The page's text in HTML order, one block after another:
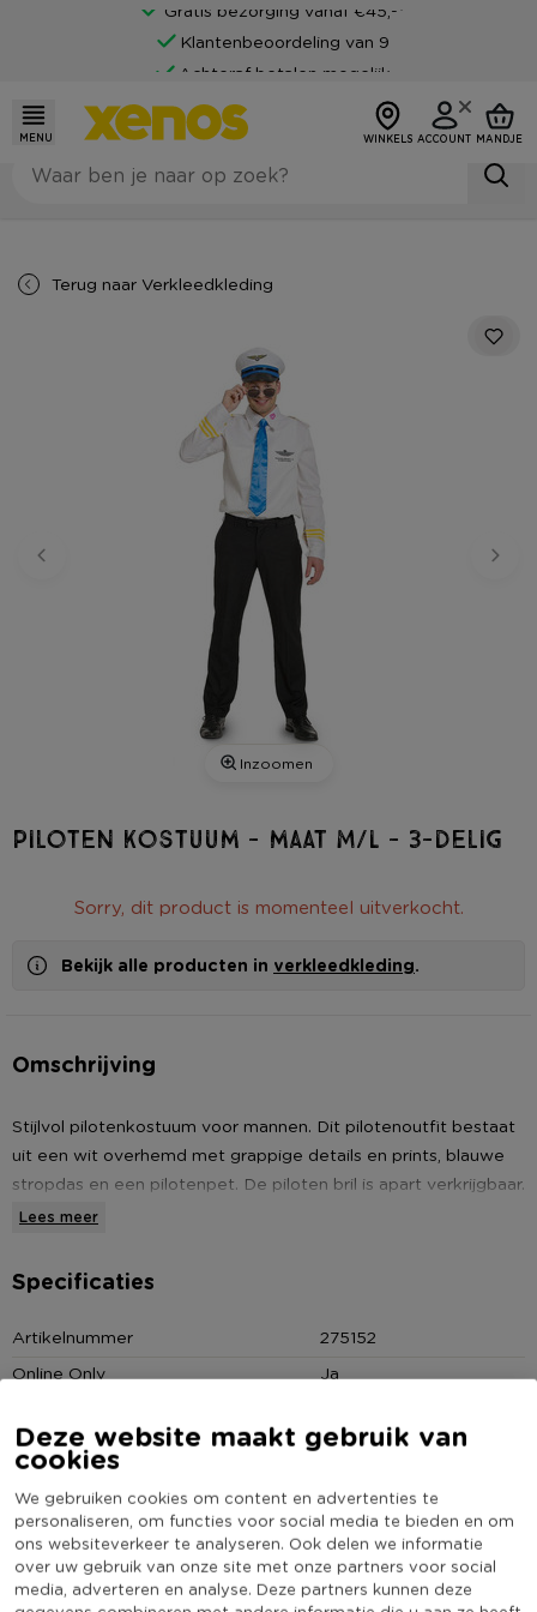
Deze website maakt gebruik van
cookies
We gebruiken cookies om content en advertenties te
personaliseren, om functies voor social media te bieden en om
ons websiteverkeer te analyseren. Ook delen we informatie
over uw gebruik van onze site met onze partners voor social
media, adverteren en analyse. Deze partners kunnen deze
Gratis bezorging vanaf €45,-*
Klantenbeoordeling van 9
Achteraf betalen mogelijk
MENU WINKELS ACCOUNT MANDJE
Terug naar Verkleedkleding
Inzoomen
Piloten kostuum - maat M/L - 3-delig
Sorry, dit product is momenteel uitverkocht.
Bekijk alle producten in verkleedkleding.
Omschrijving
Stijlvol pilotenkostuum voor mannen. Dit pilotenoutfit bestaat
uit een wit overhemd met grappige details en prints, blauwe
stropdas en een pilotenpet. De piloten bril is apart verkrijgbaar.
ben je helemaal klaar voor carnaval of een ander thema feest.
Lees meer
Specificaties
Artikelnummer
275152
Online Only
Ja
Kleur
Wit
Duurzaamheidsscore
(Nog) geen score
bekend